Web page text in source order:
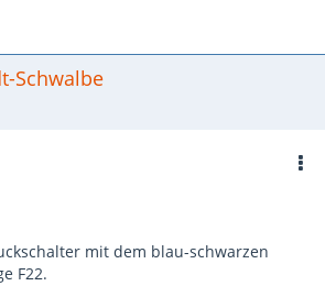
Schwalbe
mit dem blau-schwarzen
F22.